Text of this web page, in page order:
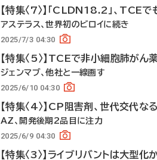
【特集〈7〉】「CLDN18.2」、TCE
アステラス、世界初のビロイに続き
2025/7/3 04:30
【特集〈5〉】TCEで非小細胞肺がん
ジェンマブ、他社と一線画す
2025/6/10 04:30
【特集〈4〉】CP阻害剤、世代交代な
AZ、開発後期2品目に注力
2025/6/9 04:30
【特集〈3〉】ライブリバントは大型化